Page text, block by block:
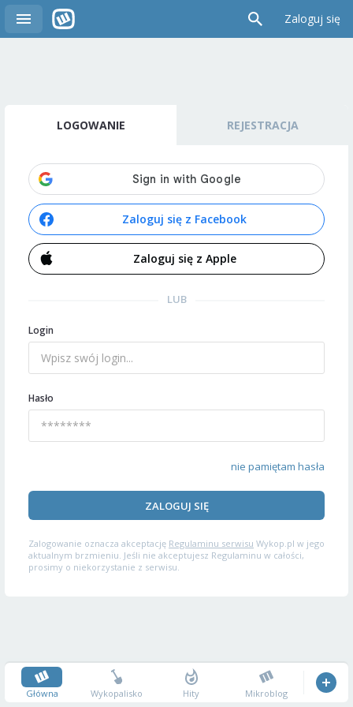
Zaloguj się
LOGOWANIE REJESTRACJA
Zaloguj się z Facebook
Zaloguj się z Apple
LUB
Login
Hasło
nie pamiętam hasła
ZALOGUJ SIĘ
Zalogowanie oznacza akceptację Regulaminu serwisu Wykop.pl w jego
aktualnym brzmieniu. Jeśli nie akceptujesz Regulaminu w całości,
prosimy o niekorzystanie z serwisu.
Główna Wykopalisko Hity Mikroblog